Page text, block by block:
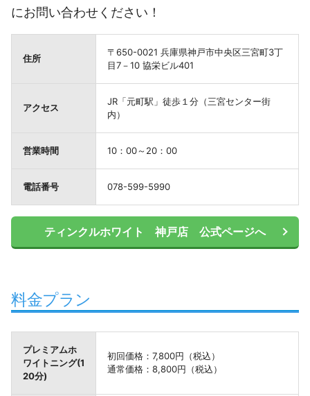
にお問い合わせください！
住所
〒650-0021 兵庫県神戸市中央区三宮町3丁
目7－10 協栄ビル401
アクセス
JR「元町駅」徒歩１分（三宮センター街
内）
営業時間 10：00～20：00
電話番号 078-599-5990
ティンクルホワイト 神戸店 公式ページへ
料金プラン
プレミアムホ
ワイトニング(1
20分)
初回価格：7,800円（税込）
通常価格：8,800円（税込）